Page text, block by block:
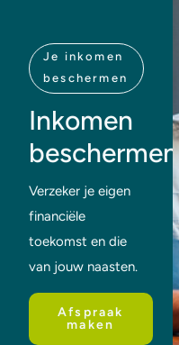
Je inkomen
beschermen
Inkomen
beschermen
Verzeker je eigen
financiële
toekomst en die
van jouw naasten.
Afspraak
maken